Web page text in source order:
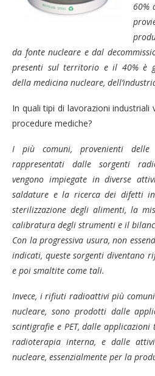
60%
da fonte nucleare e dal
presenti sul territorio e il 40% è
della medicina nucleare,
In quali tipi di lavorazioni
procedure mediche?
I più comuni, provenienti
rappresentati dalle sorgenti
vengono impiegate in diverse
saldature e la ricerca dei difetti
sterilizzazione degli alimenti, la
calibratura degli strumenti e il
Con la progressiva usura, non
indicati, queste sorgenti diventano
e poi smaltite come tali.
Invece, i rifiuti radioattivi più
nucleare, sono prodotti dalle
scintigrafie e PET, dalle applicazioni
radioterapia interna, e dalle a
nucleare, essenzialmente per la